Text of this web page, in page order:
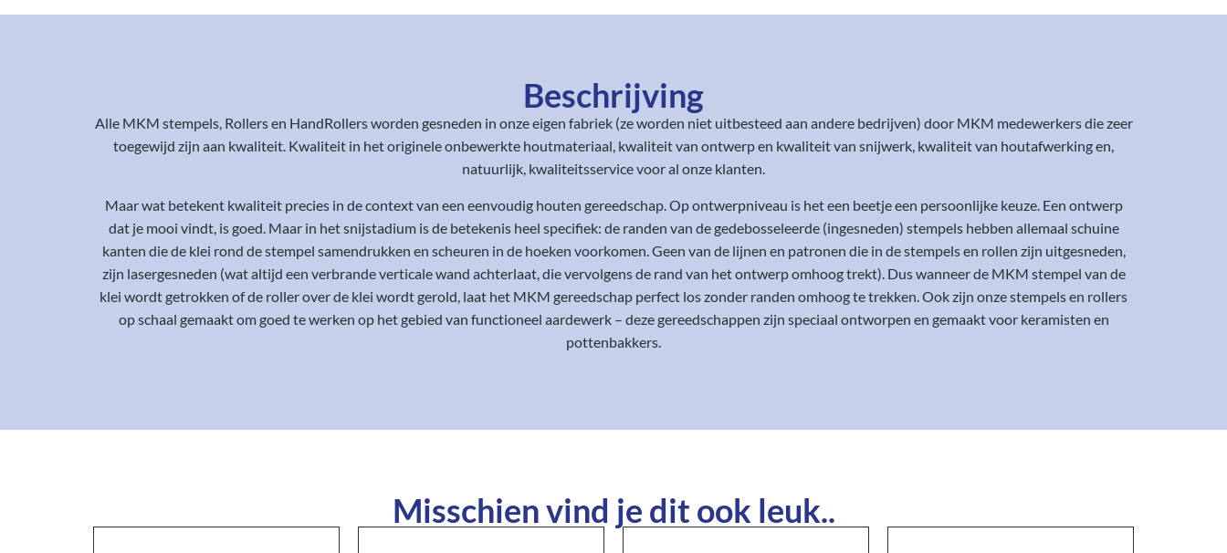
Beschrijving
Alle MKM stempels, Rollers en HandRollers worden gesneden in onze eigen fabriek (ze worden niet uitbesteed aan andere bedrijven) door MKM medewerkers die zeer
toegewijd zijn aan kwaliteit. Kwaliteit in het originele onbewerkte houtmateriaal, kwaliteit van ontwerp en kwaliteit van snijwerk, kwaliteit van houtafwerking en,
natuurlijk, kwaliteitsservice voor al onze klanten.
Maar wat betekent kwaliteit precies in de context van een eenvoudig houten gereedschap. Op ontwerpniveau is het een beetje een persoonlijke keuze. Een ontwerp
dat je mooi vindt, is goed. Maar in het snijstadium is de betekenis heel specifiek: de randen van de gedebosseleerde (ingesneden) stempels hebben allemaal schuine
kanten die de klei rond de stempel samendrukken en scheuren in de hoeken voorkomen. Geen van de lijnen en patronen die in de stempels en rollen zijn uitgesneden,
zijn lasergesneden (wat altijd een verbrande verticale wand achterlaat, die vervolgens de rand van het ontwerp omhoog trekt). Dus wanneer de MKM stempel van de
klei wordt getrokken of de roller over de klei wordt gerold, laat het MKM gereedschap perfect los zonder randen omhoog te trekken. Ook zijn onze stempels en rollers
op schaal gemaakt om goed te werken op het gebied van functioneel aardewerk – deze gereedschappen zijn speciaal ontworpen en gemaakt voor keramisten en
pottenbakkers.
Misschien vind je dit ook leuk..